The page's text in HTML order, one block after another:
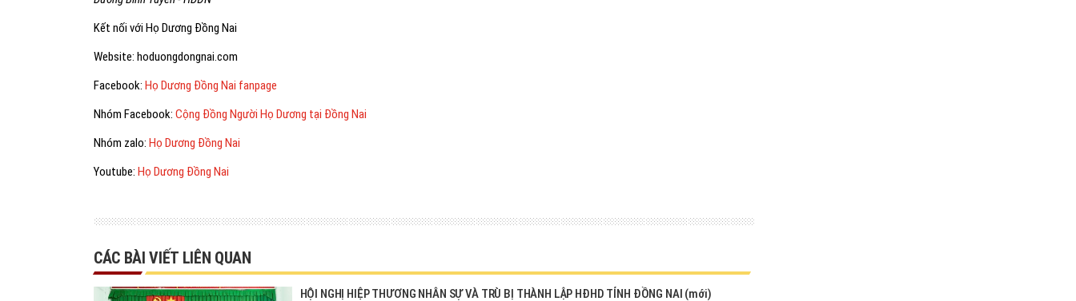
Kết nối với Họ Dương Đồng Nai
Website: hoduongdongnai.com
Facebook: Họ Dương Đồng Nai fanpage
Nhóm Facebook: Cộng Đồng Người Họ Dương tại Đồng Nai
Nhóm zalo: Họ Dương Đồng Nai
Youtube: Họ Dương Đồng Nai
CÁC BÀI VIẾT LIÊN QUAN
HỘI NGHỊ HIỆP THƯƠNG NHÂN SỰ VÀ TRÙ BỊ THÀNH LẬP HĐHD TỈNH ĐỒNG NAI (mới)